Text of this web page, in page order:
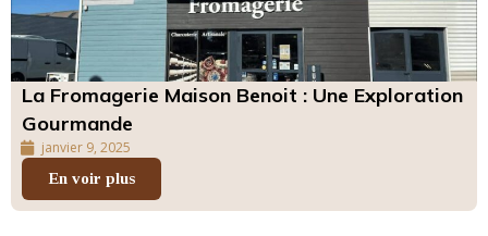
La Fromagerie Maison Benoit : Une Exploration
Gourmande
janvier 9, 2025
En voir plus